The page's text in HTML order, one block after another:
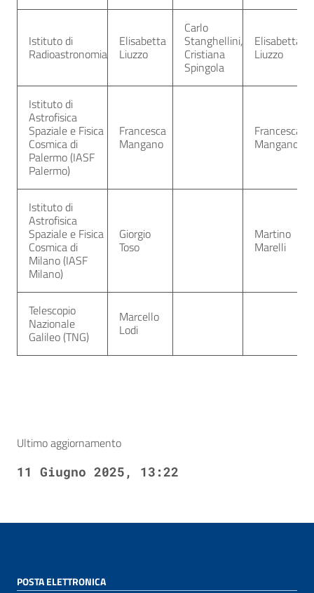
Istituto di
Radioastronomia
Elisabetta
Liuzzo
Carlo
Stanghellini,
Cristiana
Spingola
Elisabetta
Liuzzo
Istituto di
Astrofisica
Spaziale e Fisica
Cosmica di
Palermo (IASF
Palermo)
Francesca
Mangano
Francesca
Mangano
Istituto di
Astrofisica
Spaziale e Fisica
Cosmica di
Milano (IASF
Milano)
Giorgio
Toso
Martino
Marelli
Telescopio
Nazionale
Galileo (TNG)
Marcello
Lodi
Ultimo aggiornamento
11 Giugno 2025, 13:22
POSTA ELETTRONICA